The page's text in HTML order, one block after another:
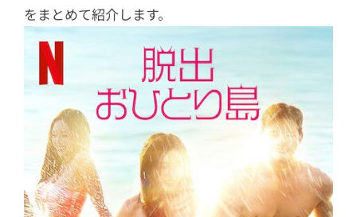
をまとめて紹介します。